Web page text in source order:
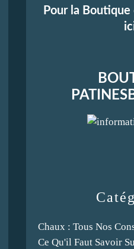
Chaux : Tous Nos
Ce Qu'il Faut Savoir
Pour la